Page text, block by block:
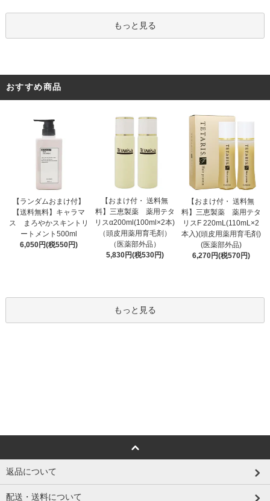
もっと見る
おすすめ商品
【ランダムおまけ付】
【送料無料】キャラマ
ス まろやかスキントリ
ートメント500ml
6,050円(税550円)
【おまけ付・ 送料無
料】三恵製薬 薬用テタ
リスα200ml(100ml×2本)
（頭皮用薬用育毛剤）
（医薬部外品）
5,830円(税530円)
【おまけ付・ 送料無
料】三恵製薬 薬用テタ
リスF 220mL(110mL×2
本入)(頭皮用薬用育毛剤)
(医薬部外品)
6,270円(税570円)
もっと見る
返品について
配送・送料について